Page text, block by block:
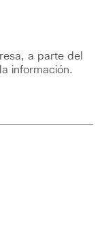
a parte del
información.